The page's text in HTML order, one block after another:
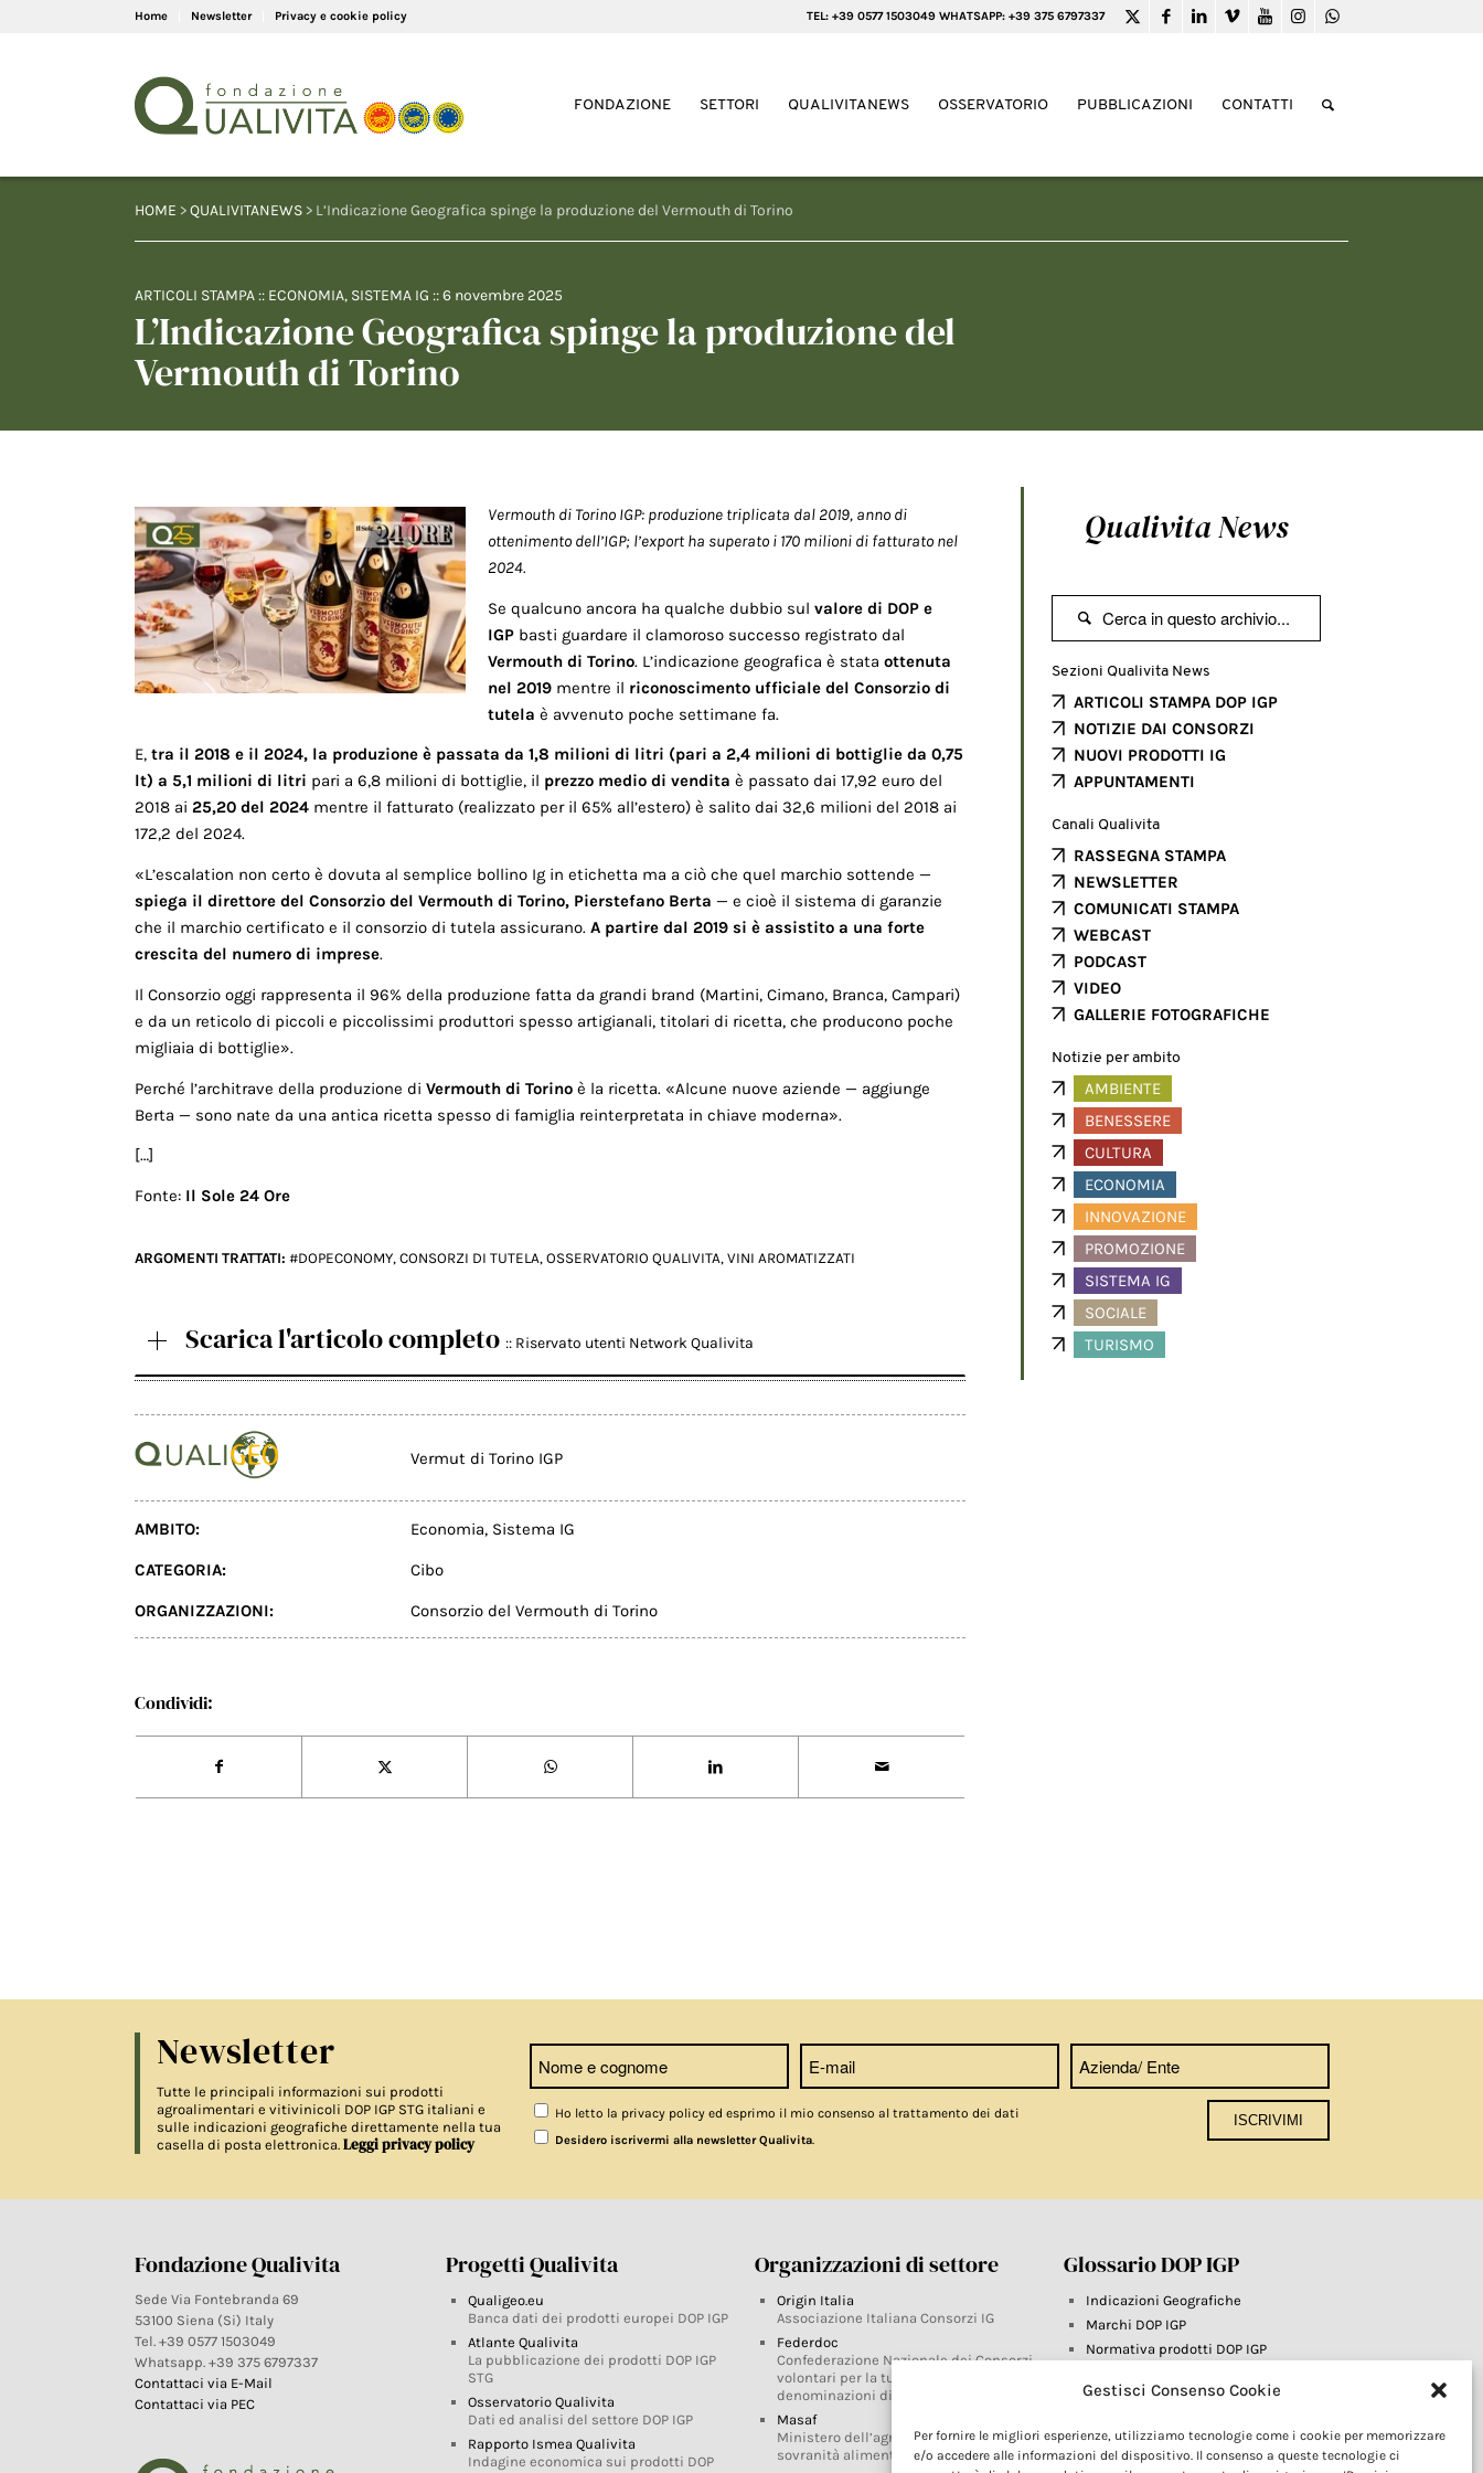
Gestisci Consenso Cookie
Per fornire le migliori esperienze, utilizziamo tecnologie come i cookie per memorizzare
e/o accedere alle informazioni del dispositivo. Il consenso a queste tecnologie ci
Home Newsletter Privacy e cookie policy TEL: +39 0577 1503049 WHATSAPP: +39 375 6797337
FONDAZIONE SETTORI QUALIVITANEWS OSSERVATORIO PUBBLICAZIONI CONTATTI
HOME >QUALIVITANEWS > L’Indicazione Geografica spinge la produzione del Vermouth di Torino
ARTICOLI STAMPA :: ECONOMIA, SISTEMA IG ::6 novembre 2025
L’Indicazione Geografica spinge la produzione del
Vermouth di Torino
Vermouth di Torino IGP: produzione triplicata dal 2019, anno di
ottenimento dell’IGP; l’export ha superato i 170 milioni di fatturato nel
2024.
Se qualcuno ancora ha qualche dubbio sul valore di DOP e
IGP basti guardare il clamoroso successo registrato dal
Vermouth di Torino. L’indicazione geografica è stata ottenuta
nel 2019 mentre il riconoscimento ufficiale del Consorzio di
tutela è avvenuto poche settimane fa.
E, tra il 2018 e il 2024, la produzione è passata da 1,8 milioni di litri (pari a 2,4 milioni di bottiglie da 0,75
lt) a 5,1 milioni di litri pari a 6,8 milioni di bottiglie, il prezzo medio di vendita è passato dai 17,92 euro del
2018 ai 25,20 del 2024 mentre il fatturato (realizzato per il 65% all’estero) è salito dai 32,6 milioni del 2018 ai
172,2 del 2024.
«L’escalation non certo è dovuta al semplice bollino Ig in etichetta ma a ciò che quel marchio sottende —
spiega il direttore del Consorzio del Vermouth di Torino, Pierstefano Berta — e cioè il sistema di garanzie
che il marchio certificato e il consorzio di tutela assicurano. A partire dal 2019 si è assistito a una forte
crescita del numero di imprese.
Il Consorzio oggi rappresenta il 96% della produzione fatta da grandi brand (Martini, Cimano, Branca, Campari)
e da un reticolo di piccoli e piccolissimi produttori spesso artigianali, titolari di ricetta, che producono poche
migliaia di bottiglie».
Perché l’architrave della produzione di Vermouth di Torino è la ricetta. «Alcune nuove aziende — aggiunge
Berta — sono nate da una antica ricetta spesso di famiglia reinterpretata in chiave moderna».
[…]
Fonte: Il Sole 24 Ore
ARGOMENTI TRATTATI: #DOPECONOMY, CONSORZI DI TUTELA, OSSERVATORIO QUALIVITA, VINI AROMATIZZATI
Scarica l'articolo completo :: Riservato utenti Network Qualivita
Vermut di Torino IGP
AMBITO: Economia, Sistema IG
CATEGORIA: Cibo
ORGANIZZAZIONI: Consorzio del Vermouth di Torino
Condividi:
Qualivita News

Sezioni Qualivita News
ARTICOLI STAMPA DOP IGP
NOTIZIE DAI CONSORZI
NUOVI PRODOTTI IG
APPUNTAMENTI
Canali Qualivita
RASSEGNA STAMPA
NEWSLETTER
COMUNICATI STAMPA
WEBCAST
PODCAST
VIDEO
GALLERIE FOTOGRAFICHE
Notizie per ambito
AMBIENTE
BENESSERE
CULTURA
ECONOMIA
INNOVAZIONE
PROMOZIONE
SISTEMA IG
SOCIALE
TURISMO
Newsletter
Tutte le principali informazioni sui prodotti
agroalimentari e vitivinicoli DOP IGP STG italiani e
sulle indicazioni geografiche direttamente nella tua
casella di posta elettronica. Leggi privacy policy
Ho letto la privacy policy ed esprimo il mio consenso al trattamento dei dati
Desidero iscrivermi alla newsletter Qualivita.
Fondazione Qualivita
Sede Via Fontebranda 69
53100 Siena (Si) Italy
Tel. +39 0577 1503049
Whatsapp. +39 375 6797337
Contattaci via E-Mail
Contattaci via PEC
Progetti Qualivita
Qualigeo.eu
Banca dati dei prodotti europei DOP IGP
Atlante Qualivita
La pubblicazione dei prodotti DOP IGP
STG
Osservatorio Qualivita
Dati ed analisi del settore DOP IGP
Rapporto Ismea Qualivita
Indagine economica sui prodotti DOP
Organizzazioni di settore
Origin Italia
Associazione Italiana Consorzi IG
Federdoc
Confederazione Nazionale dei Consorzi
volontari per la tutela delle
denominazioni di origine
Masaf
Ministero dell’agricoltura, della
sovranità alimentare e delle foreste
Glossario DOP IGP
Indicazioni Geografiche
Marchi DOP IGP
Normativa prodotti DOP IGP
Farm To Fork e prodotti DOP IGP
Riforma Sistema IG